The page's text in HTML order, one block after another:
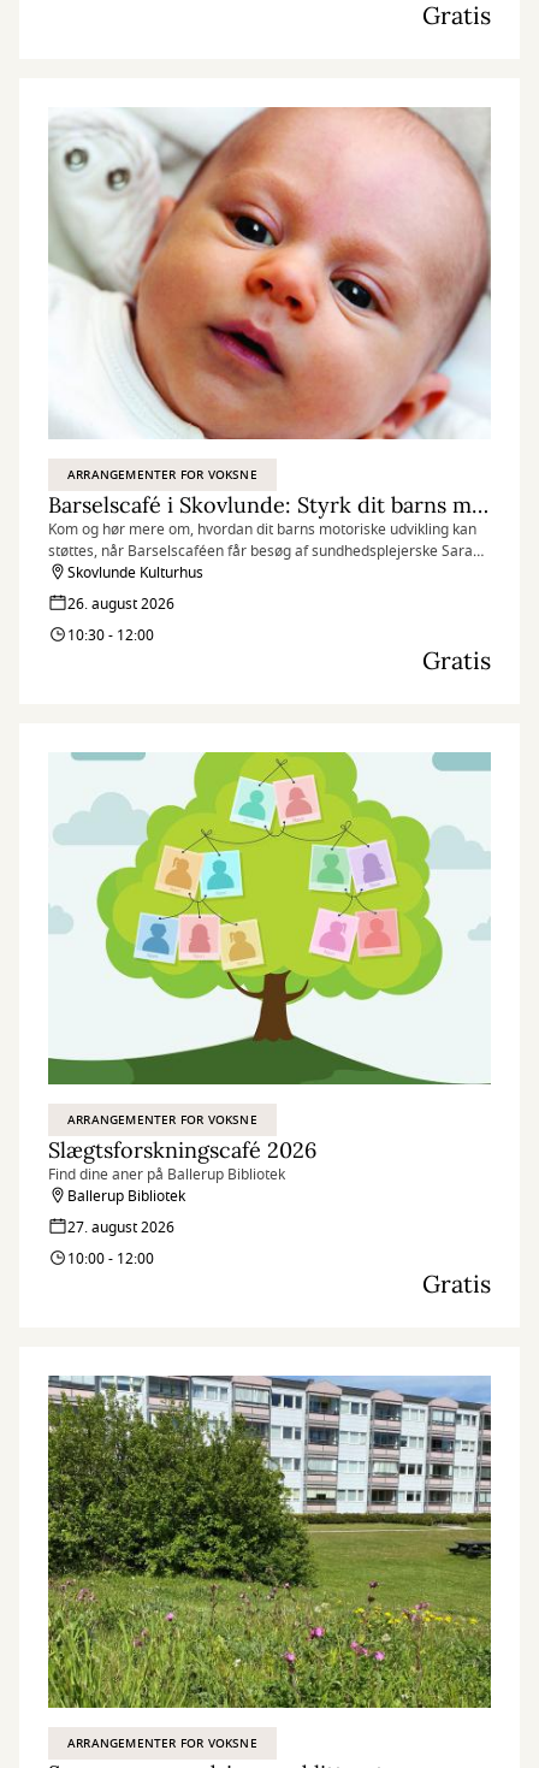
Gratis
ARRANGEMENTER FOR VOKSNE
Barselscafé i Skovlunde: Styrk dit barns motorik
Kom og hør mere om, hvordan dit barns motoriske udvikling kan
støttes, når Barselscaféen får besøg af sundhedsplejerske Sarah
B. Mazur.
Skovlunde Kulturhus
26. august 2026
10:30 - 12:00
Gratis
ARRANGEMENTER FOR VOKSNE
Slægtsforskningscafé 2026
Find dine aner på Ballerup Bibliotek
Ballerup Bibliotek
27. august 2026
10:00 - 12:00
Gratis
ARRANGEMENTER FOR VOKSNE